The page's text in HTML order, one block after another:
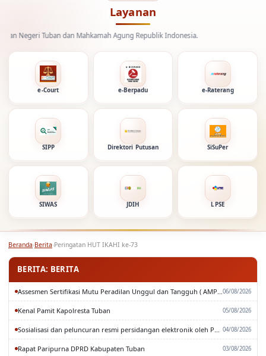
Layanan
Tuban dan Mahkamah Agung Republik Indonesia.
e-Court e-Berpadu e-Raterang
SIPP Direktori Putusan SiSuPer
SIWAS JDIH LPSE
Beranda›Berita›Peringatan HUT IKAHI ke-73
BERITA: BERITA
06/08/2026
Kenal Pamit Kapolresta Tuban 05/08/2026
04/08/2026
Rapat Paripurna DPRD Kabupaten Tuban 03/08/2026